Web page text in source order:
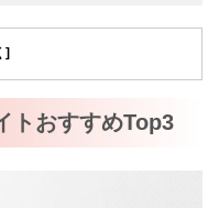
トおすすめTop3